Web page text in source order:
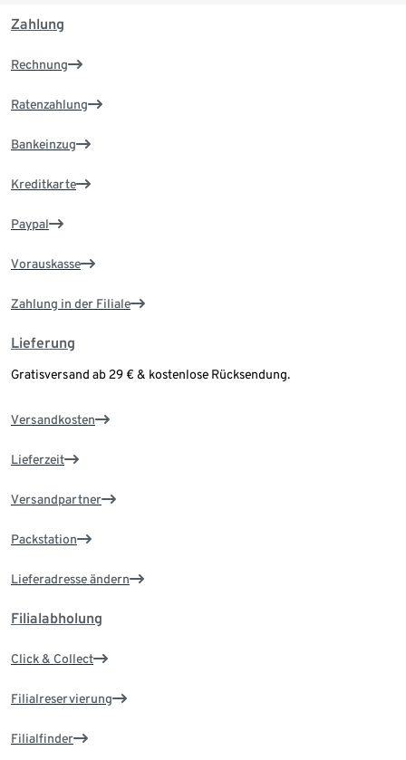
Zahlung
Rechnung
Ratenzahlung
Bankeinzug
Kreditkarte
Paypal
Vorauskasse
Zahlung in der Filiale
Lieferung
Gratisversand ab 29 € & kostenlose Rücksendung.
Versandkosten
Lieferzeit
Versandpartner
Packstation
Lieferadresse ändern
Filialabholung
Click & Collect
Filialreservierung
Filialfinder